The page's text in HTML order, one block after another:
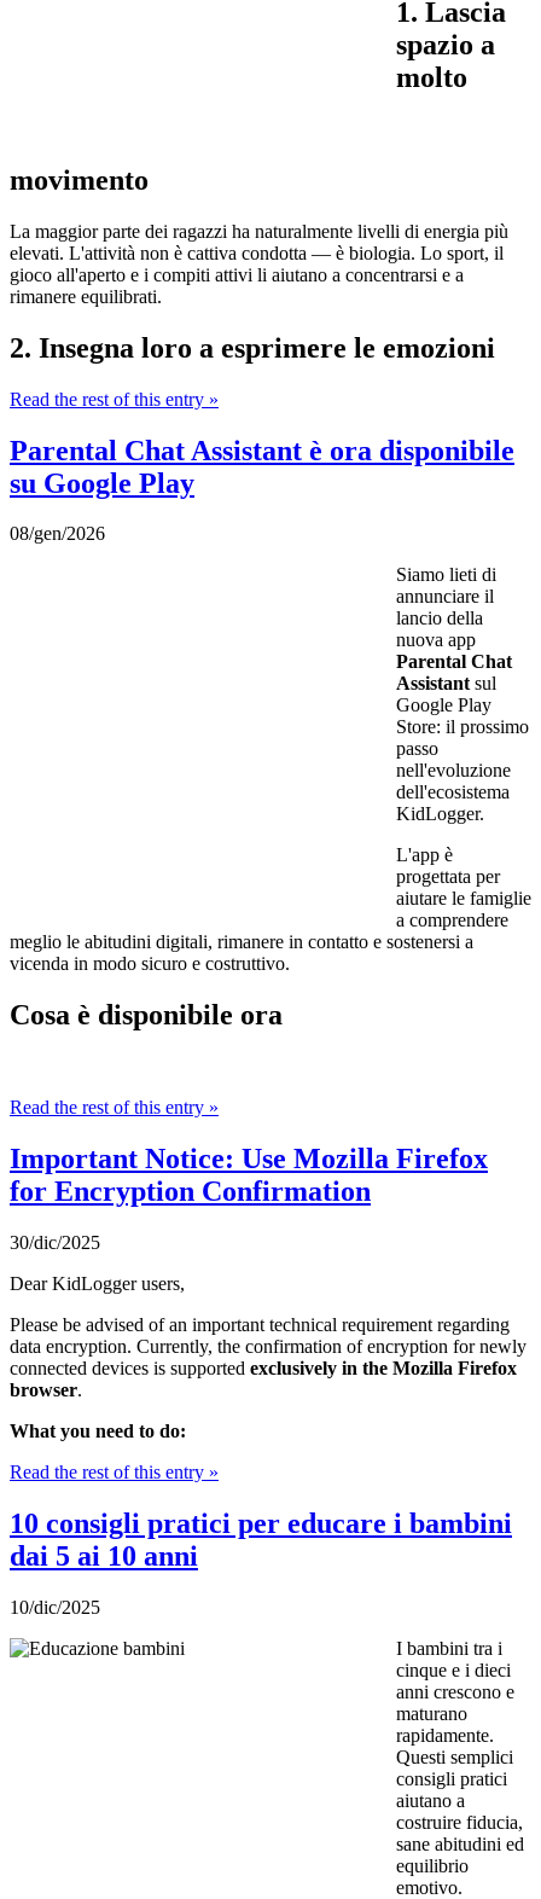
1. Lascia
spazio a
molto
movimento
La maggior parte dei ragazzi ha naturalmente livelli di energia più
elevati. L'attività non è cattiva condotta — è biologia. Lo sport, il
gioco all'aperto e i compiti attivi li aiutano a concentrarsi e a
rimanere equilibrati.
2. Insegna loro a esprimere le emozioni
Read the rest of this entry »
Parental Chat Assistant è ora disponibile
su Google Play
08/gen/2026
Siamo lieti di
annunciare il
lancio della
nuova app
Parental Chat
Assistantsul
Google Play
Store: il prossimo
passo
nell'evoluzione
dell'ecosistema
KidLogger.
L'app è
progettata per
aiutare le famiglie
a comprendere
meglio le abitudini digitali, rimanere in contatto e sostenersi a
vicenda in modo sicuro e costruttivo.
Cosa è disponibile ora
Read the rest of this entry »
Important Notice: Use Mozilla Firefox
for Encryption Confirmation
30/dic/2025
Dear KidLogger users,
Please be advised of an important technical requirement regarding
data encryption. Currently, the confirmation of encryption for newly
connected devices is supported exclusively in the Mozilla Firefox
browser.
What you need to do:
Read the rest of this entry »
10 consigli pratici per educare i bambini
dai 5 ai 10 anni
10/dic/2025
I bambini tra i
cinque e i dieci
anni crescono e
maturano
rapidamente.
Questi semplici
consigli pratici
aiutano a
costruire fiducia,
sane abitudini ed
equilibrio
emotivo.